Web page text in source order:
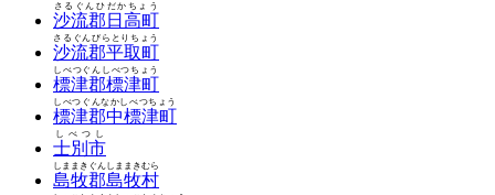
沙流郡日高町
さるぐんひだかちょう
沙流郡平取町
さるぐんびらとりちょう
標津郡標津町
しべつぐんしべつちょう
標津郡中標津町
しべつぐんなかしべつちょう
士別市
しべつし
島牧郡島牧村
しままきぐんしままきむら